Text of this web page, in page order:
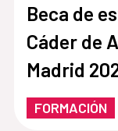
Beca de
Cáder de
Madrid
FORMACIÓN